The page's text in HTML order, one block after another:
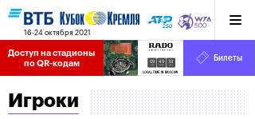
16-24 октября 2021
Доступ на стадионы
по QR-кодам
09
HRS
49
MINS
34
SECS
Билеты
Игроки